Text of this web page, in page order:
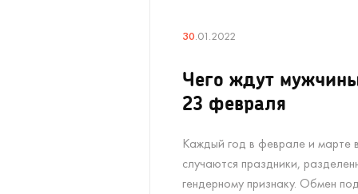
30.01.2022
Чего ждут
23 февраля
Каждый год в феврале и марте
случаются праздники,
гендерному признаку. Обмен